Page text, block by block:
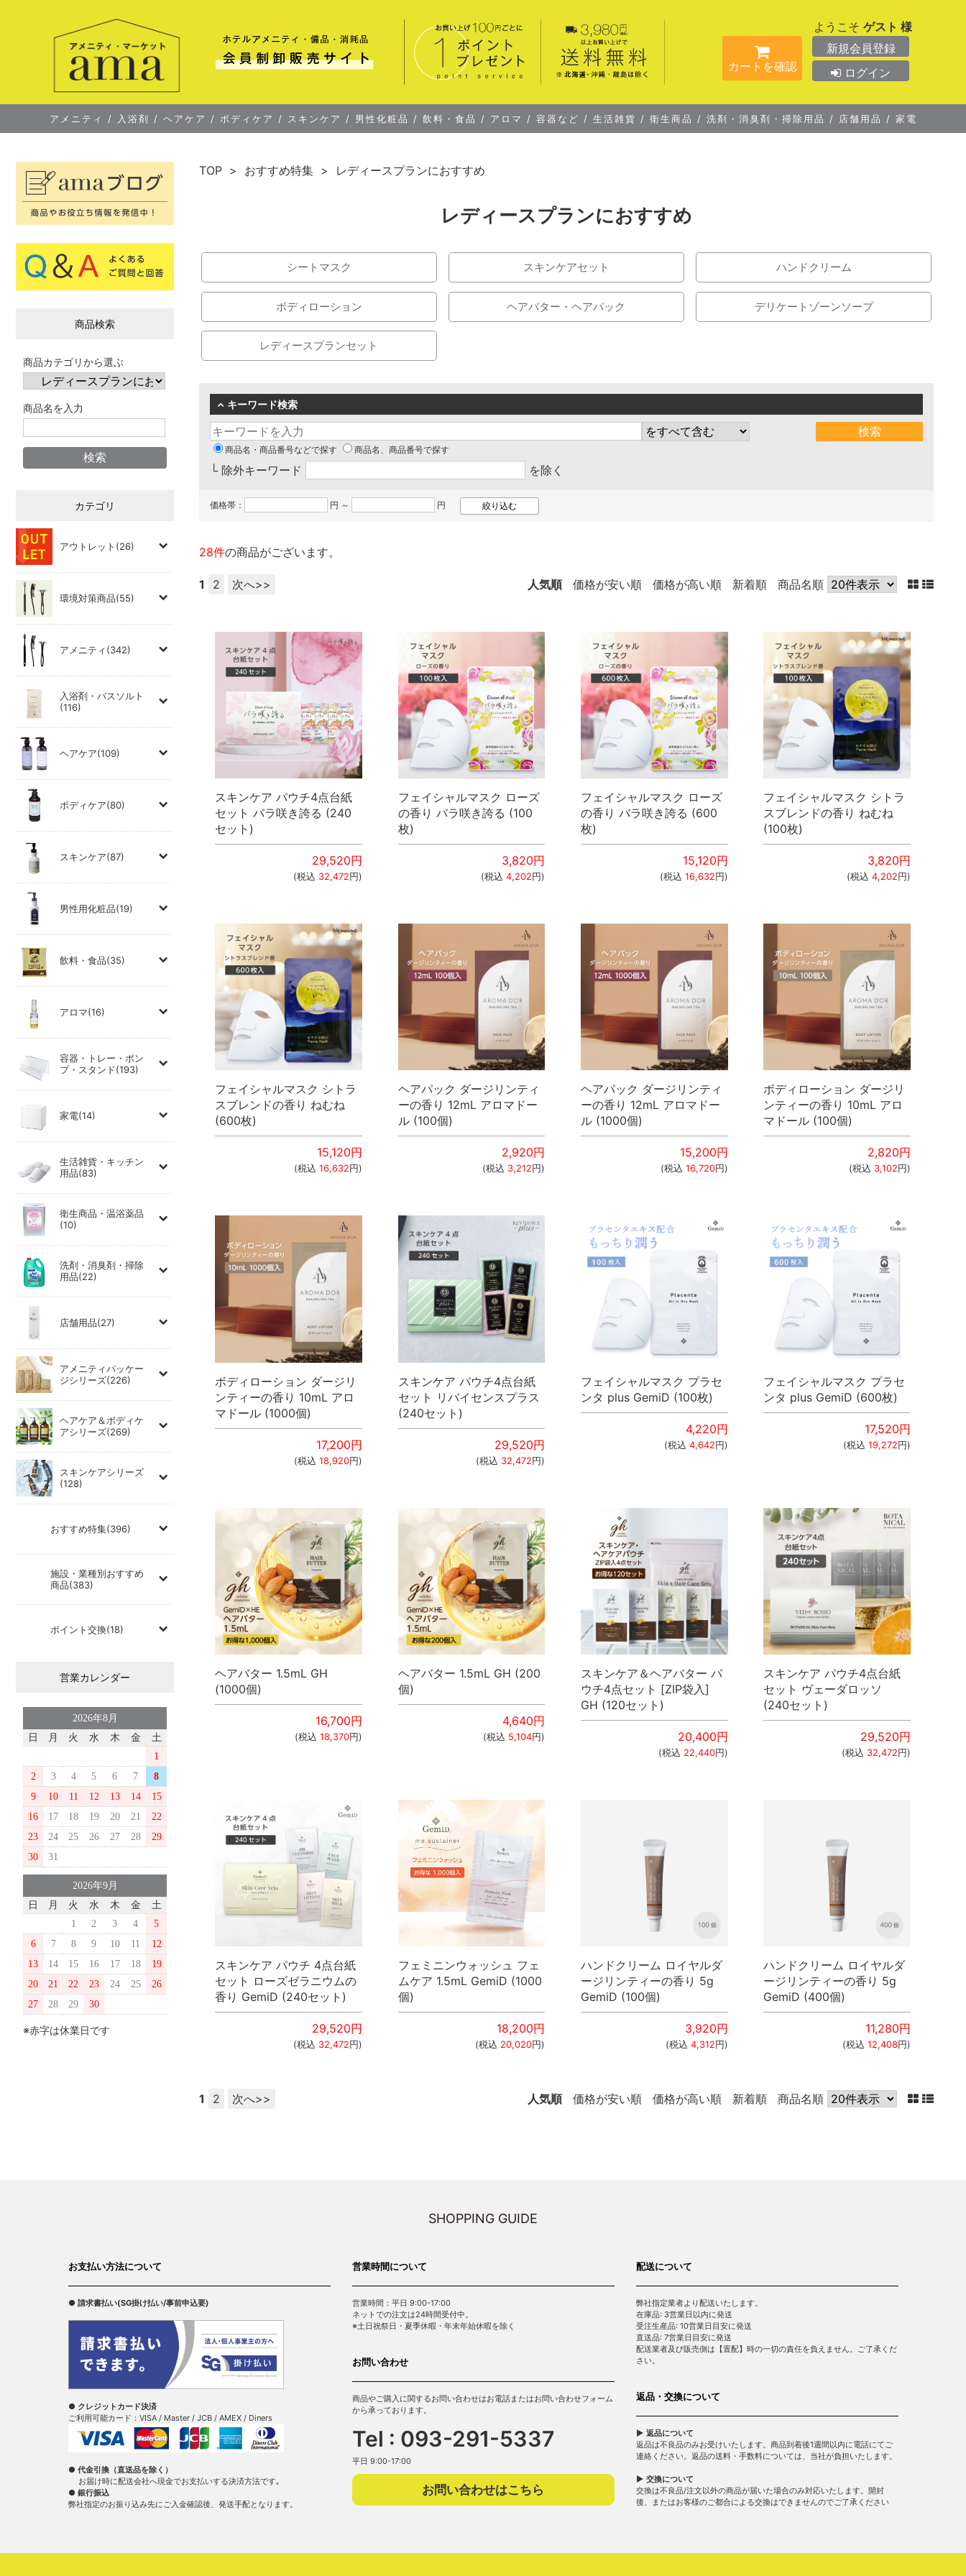
ようこそ ゲスト 様
新規会員登録
ログイン
カートを確認
アメニティ / 入浴剤 / ヘアケア / ボディケア / スキンケア / 男性化粧品 / 飲料・食品 / アロマ / 容器など / 生活雑貨 / 衛生商品 / 洗剤・消臭剤・掃除用品 / 店舗用品 / 家電
商品検索
商品カテゴリから選ぶ
商品名を入力
カテゴリ
アウトレット(26)
環境対策商品(55)
アメニティ(342)
入浴剤・バスソルト
(116)
ヘアケア(109)
ボディケア(80)
スキンケア(87)
男性用化粧品(19)
飲料・食品(35)
アロマ(16)
容器・トレー・ポン
プ・スタンド(193)
家電(14)
生活雑貨・キッチン
用品(83)
衛生商品・温浴薬品
(10)
洗剤・消臭剤・掃除
用品(22)
店舗用品(27)
アメニティパッケー
ジシリーズ(226)
ヘアケア＆ボディケ
アシリーズ(269)
スキンケアシリーズ
(128)
おすすめ特集(396)
施設・業種別おすすめ
商品(383)
ポイント交換(18)
営業カレンダー
2026年8月
日
月 火 水 木 金
土
1
2
3 4 5 6 7
8
9
10 11 12 13 14
15
16
17 18 19 20 21
22
23
24 25 26 27 28
29
30
31
2026年9月
日
月 火 水 木 金
土
1
2 3 4
5
6
7 8 9 10 11
12
13
14 15 16 17 18
19
20
21 22 23 24 25
26
27
28 29 30
※赤字は休業日です
TOP おすすめ特集 レディースプランにおすすめ
レディースプランにおすすめ
シートマスク スキンケアセット ハンドクリーム
ボディローション ヘアバター・ヘアパック デリケートゾーンソープ
レディースプランセット
キーワード検索
商品名・商品番号などで探す 商品名、商品番号で探す
└ 除外キーワード を除く
価格帯： 円 ～ 円
28件の商品がございます。
人気順 価格が安い順 価格が高い順 新着順 商品名順
1 2 次へ>>
スキンケア パウチ4点台紙
セット バラ咲き誇る (240
セット)
29,520円
(税込 32,472 円)
フェイシャルマスク ローズ
の香り バラ咲き誇る (100
枚)
3,820円
(税込4,202 円)
フェイシャルマスク ローズ
の香り バラ咲き誇る (600
枚)
15,120円
(税込 16,632 円)
フェイシャルマスク シトラ
スブレンドの香り ねむね
(100枚)
3,820円
(税込 4,202 円)
フェイシャルマスク シトラ
スブレンドの香り ねむね
(600枚)
15,120円
(税込 16,632 円)
ヘアパック ダージリンティ
ーの香り 12mL アロマドー
ル (100個)
2,920円
(税込 3,212 円)
ヘアパック ダージリンティ
ーの香り 12mL アロマドー
ル (1000個)
15,200円
(税込 16,720円)
ボディローション ダージリ
ンティーの香り 10mL アロ
マドール (100個)
2,820円
(税込 3,102 円)
ボディローション ダージリ
ンティーの香り 10mL アロ
マドール (1000個)
17,200円
(税込 18,920円)
スキンケア パウチ4点台紙
セット リバイセンスプラス
(240セット)
29,520円
(税込 32,472円)
フェイシャルマスク プラセ
ンタ plus GemiD (100枚)
4,220円
(税込 4,642円)
フェイシャルマスク プラセ
ンタ plus GemiD (600枚)
17,520円
(税込 19,272円)
ヘアバター 1.5mL GH
(1000個)
16,700円
(税込 18,370円)
ヘアバター 1.5mL GH (200
個)
4,640円
(税込 5,104円)
スキンケア＆ヘアバター パ
ウチ4点セット [ZIP袋入]
GH (120セット)
20,400円
(税込 22,440円)
スキンケア パウチ4点台紙
セット ヴェーダロッソ
(240セット)
29,520円
(税込 32,472 円)
スキンケア パウチ 4点台紙
セット ローズゼラニウムの
香り GemiD (240セット)
29,520円
(税込 32,472 円)
フェミニンウォッシュ フェ
ムケア 1.5mL GemiD (1000
個)
18,200円
(税込 20,020円)
ハンドクリーム ロイヤルダ
ージリンティーの香り 5g
GemiD (100個)
3,920円
(税込 4,312 円)
ハンドクリーム ロイヤルダ
ージリンティーの香り 5g
GemiD (400個)
11,280円
(税込 12,408 円)
人気順 価格が安い順 価格が高い順 新着順 商品名順
1 2 次へ>>
SHOPPING GUIDE
お支払い方法について
● 請求書払い(SG掛け払い/事前申込要)
● クレジットカード決済
ご利用可能カード：VISA / Master / JCB / AMEX / Diners
● 代金引換（直送品を除く）
お届け時に配送会社へ現金でお支払いする決済方法です｡
● 銀行振込
弊社指定のお振り込み先にご入金確認後、発送手配となります。
営業時間について
営業時間：平日 9:00-17:00
ネットでの注文は24時間受付中。
※土日祝祭日・夏季休暇・年末年始休暇を除く
お問い合わせ
商品やご購入に関するお問い合わせはお電話またはお問い合わせフォーム
から承っております。
Tel : 093-291-5337
平日 9:00-17:00
お問い合わせはこちら
配送について
弊社指定業者より配送いたします。
在庫品: 3営業日以内に発送
受注生産品: 10営業日目安に発送
直送品: 7営業日目安に発送
配送業者及び販売側は【置配】時の一切の責任を負えません。ご了承くだ
さい。
返品・交換について
▶ 返品について
返品は不良品のみお受けいたします。商品到着後1週間以内に電話にてご
連絡ください。返品の送料・手数料については、当社が負担いたします。
▶ 交換について
交換は不良品/注文以外の商品が届いた場合のみ対応いたします。開封
後、またはお客様のご都合による交換はできませんのでご了承ください